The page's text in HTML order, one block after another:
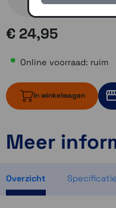
€ 24,95
Online voorraad: ruim
In winkelwagen
ruim op
2 op
Meer
Overzicht